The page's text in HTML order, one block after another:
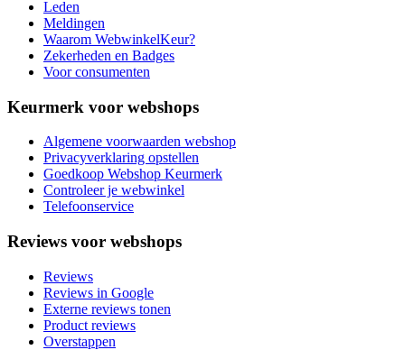
Leden
Meldingen
Waarom WebwinkelKeur?
Zekerheden en Badges
Voor consumenten
Keurmerk voor webshops
Algemene voorwaarden webshop
Privacyverklaring opstellen
Goedkoop Webshop Keurmerk
Controleer je webwinkel
Telefoonservice
Reviews voor webshops
Reviews
Reviews in Google
Externe reviews tonen
Product reviews
Overstappen